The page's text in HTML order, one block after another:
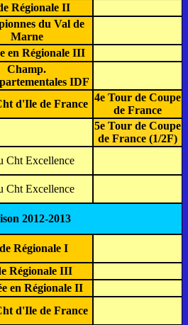
Régionale II
du Val de
Marne
en Régionale III
Champ.
IDF
d'Ile de France
4e Tour de Coupe
de France
5e Tour de Coupe
de France (1/2F)
Cht Excellence
Cht Excellence
2012-2013
Régionale I
Régionale III
en Régionale II
d'Ile de France